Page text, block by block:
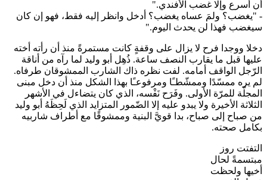
أن أسرع وإلا غضب الأفندي."
- "يغضب؟ ولمَ عساه يغضب؟ أدخل وانظر إليه فقط، فهو إن كان
سيغضب فهذا لن يحدث اليوم."
دخلا ووجدا فرح لا يزال على وقفةٍ كانت مستمرةً منذ أن رأته أخته
عليها قبل ما يقارب النصف ساعة. ذُهِل أبو وليد لما رآه من أناقة
الرّجل الواقف أمامه. لفت نظره ذاك الشارب الممشوقان طرفاه.
لم يره ممسّدًا وممشّطـًا ومرفوعـًا بهذا الشكل منذ أن دخل مبنى
المجلّة للمرّة الأولى. وفَرَح نَفْسه، الذي كان يتضاءل في الأشهر
الثلاثة الأخيرة ولا يبدو عليه إلا الضّمور المتزايد الذي لَحِظَهُ أبو وليد
من صباح إلى صباح، بدا قويَّ البنية وممشوقًا مع أطراف شاربيه
بكامل صحته.
التفتت روز
مبتسمةً لحال
أخيها ولحظت